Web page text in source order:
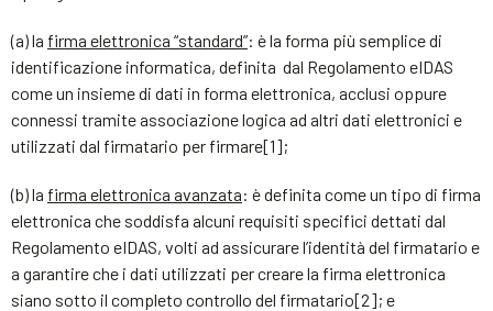
(a) la firma elettronica “standard”: è la forma più semplice di
identificazione informatica, definita dal Regolamento eIDAS
come un insieme di dati in forma elettronica, acclusi oppure
connessi tramite associazione logica ad altri dati elettronici e
utilizzati dal firmatario per firmare[1];
(b) la firma elettronica avanzata: è definita come un tipo di firma
elettronica che soddisfa alcuni requisiti specifici dettati dal
Regolamento eIDAS, volti ad assicurare l’identità del firmatario e
a garantire che i dati utilizzati per creare la firma elettronica
siano sotto il completo controllo del firmatario[2]; e